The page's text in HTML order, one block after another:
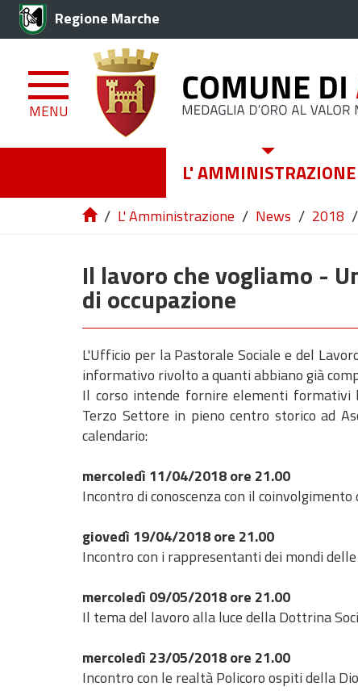
Regione Marche
MENU
L' AMMINISTRAZIONE
/ L' Amministrazione / News / 2018 /
Il lavoro che vogliamo -
di occupazione
L'Ufficio per la Pastorale Sociale e del
informativo rivolto a quanti abbiano già
Il corso intende fornire elementi formativi
Terzo Settore in pieno centro storico ad
calendario:
mercoledì 11/04/2018 ore 21.00
Incontro di conoscenza con il
giovedì 19/04/2018 ore 21.00
Incontro con i rappresentanti dei mondi
mercoledì 09/05/2018 ore 21.00
Il tema del lavoro alla luce della Dottrina
mercoledì 23/05/2018 ore 21.00
Incontro con le realtà Policoro ospiti della